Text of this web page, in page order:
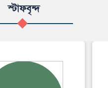
স্টাফবৃন্দ